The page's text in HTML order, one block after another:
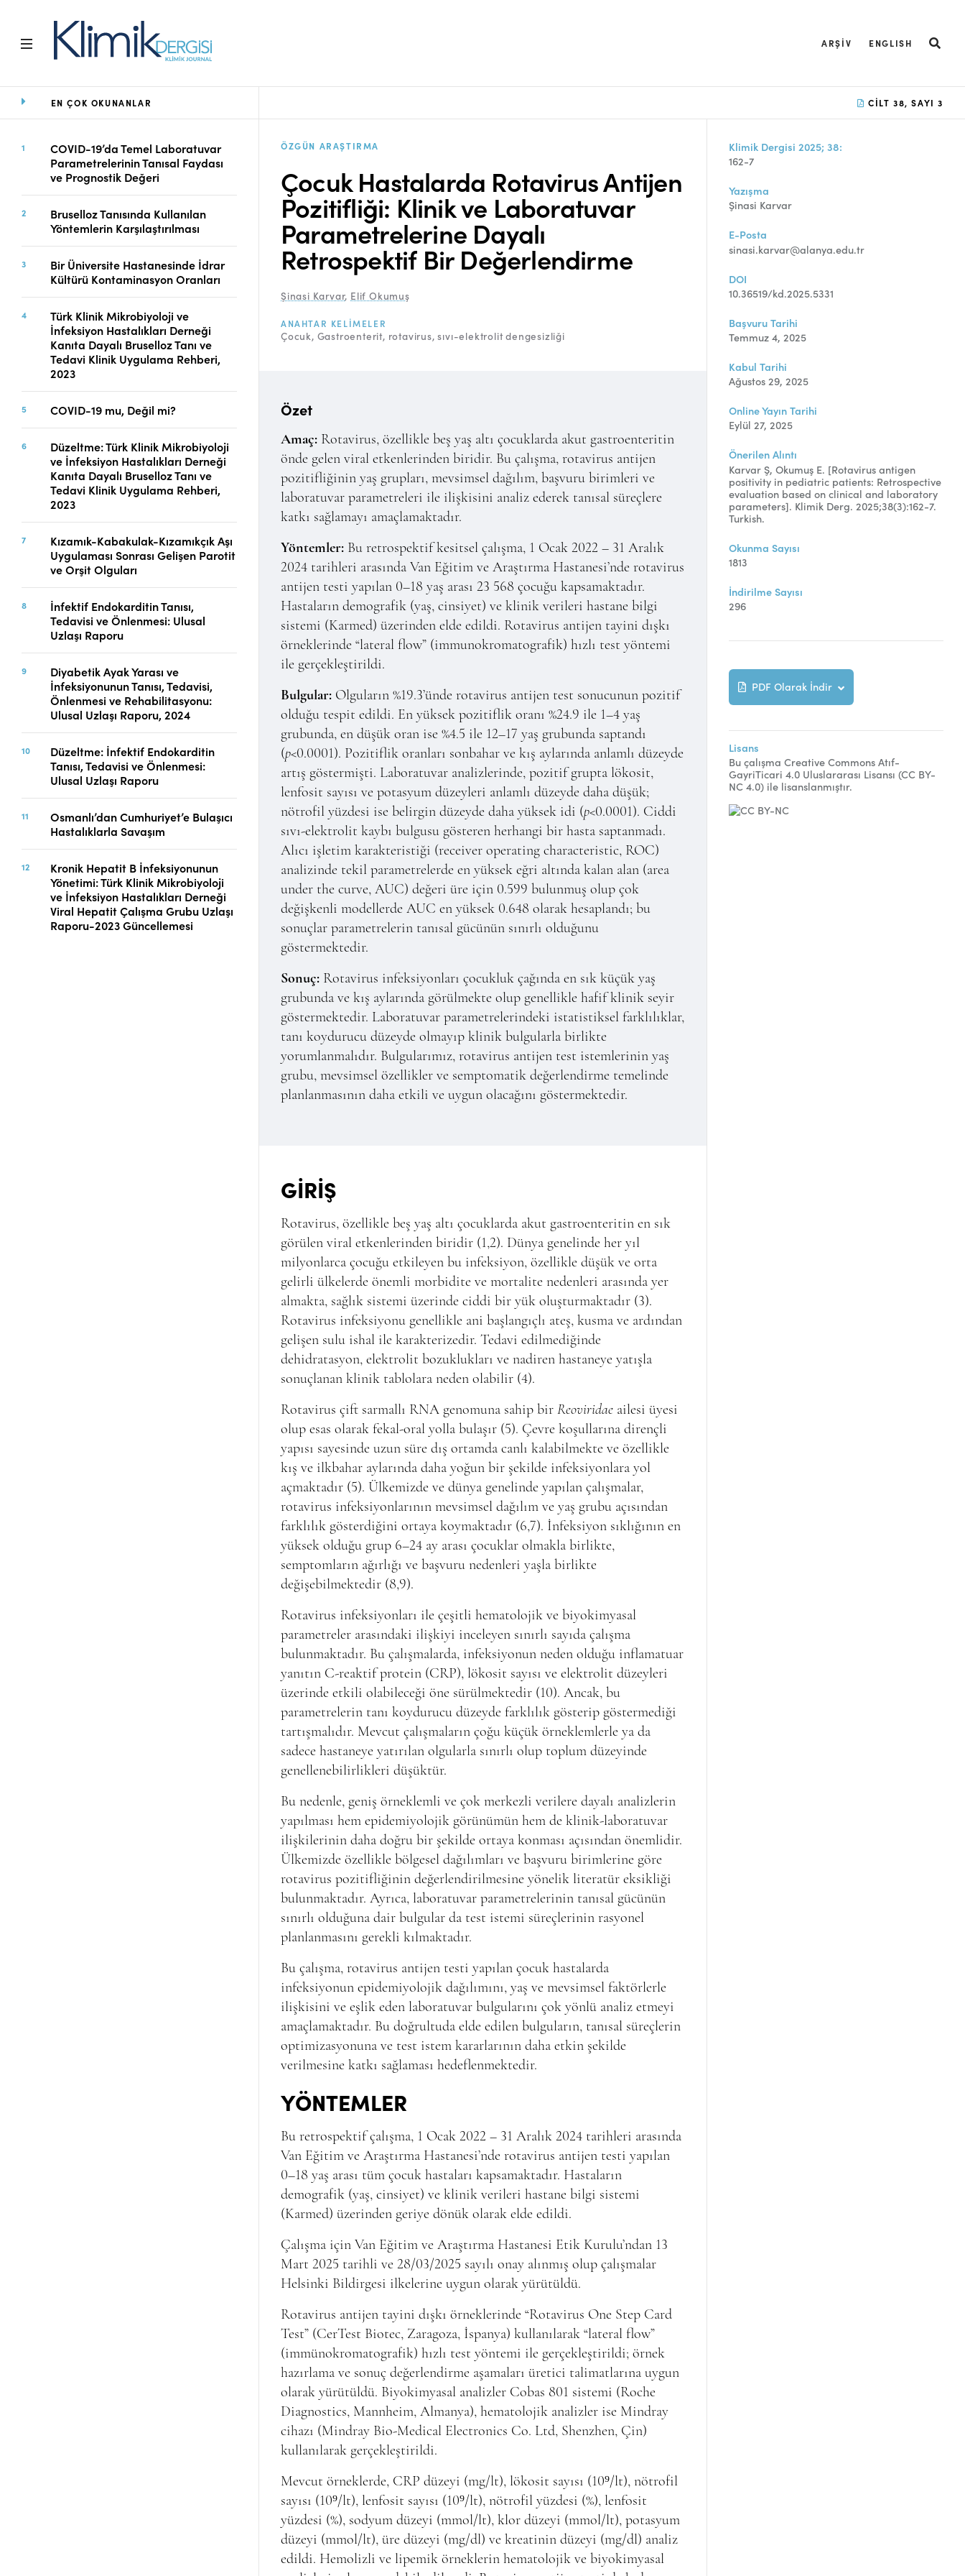
ARŞIV ENGLISH
Ana Sayfa
Amaç ve Kapsam
Açık Erişim İlkesi
Yayın Kurulu
Editoryal Süreç
Danışmanlık Süreci
Yazarlara Bilgi
Online Makale
Gönderimi
Dizinler
Telif Hakları
İletişim
FACEBOOK TWITTER
EN ÇOK OKUNANLAR
COVID-19’da Temel Laboratuvar
Parametrelerinin Tanısal Faydası
ve Prognostik Değeri
Bruselloz Tanısında Kullanılan
Yöntemlerin Karşılaştırılması
Bir Üniversite Hastanesinde İdrar
Kültürü Kontaminasyon Oranları
Türk Klinik Mikrobiyoloji ve
İnfeksiyon Hastalıkları Derneği
Kanıta Dayalı Bruselloz Tanı ve
Tedavi Klinik Uygulama Rehberi,
2023
COVID-19 mu, Değil mi?
Düzeltme: Türk Klinik Mikrobiyoloji
ve İnfeksiyon Hastalıkları Derneği
Kanıta Dayalı Bruselloz Tanı ve
Tedavi Klinik Uygulama Rehberi,
2023
Kızamık-Kabakulak-Kızamıkçık Aşı
Uygulaması Sonrası Gelişen Parotit
ve Orşit Olguları
İnfektif Endokarditin Tanısı,
Tedavisi ve Önlenmesi: Ulusal
Uzlaşı Raporu
Diyabetik Ayak Yarası ve
İnfeksiyonunun Tanısı, Tedavisi,
Önlenmesi ve Rehabilitasyonu:
Ulusal Uzlaşı Raporu, 2024
Düzeltme: İnfektif Endokarditin
Tanısı, Tedavisi ve Önlenmesi:
Ulusal Uzlaşı Raporu
Osmanlı’dan Cumhuriyet’e Bulaşıcı
Hastalıklarla Savaşım
Kronik Hepatit B İnfeksiyonunun
Yönetimi: Türk Klinik Mikrobiyoloji
ve İnfeksiyon Hastalıkları Derneği
Viral Hepatit Çalışma Grubu Uzlaşı
Raporu-2023 Güncellemesi
CILT 38, SAYI 3
ÖZGÜN ARAŞTIRMA
Çocuk Hastalarda Rotavirus Antijen
Pozitifliği: Klinik ve Laboratuvar
Parametrelerine Dayalı
Retrospektif Bir Değerlendirme
Şinasi Karvar, Elif Okumuş
ANAHTAR KELIMELER
Çocuk Gastroenterit rotavirus sıvı-elektrolit dengesizliği
Özet
Amaç: Rotavirus, özellikle beş yaş altı çocuklarda akut gastroenteritin
önde gelen viral etkenlerinden biridir. Bu çalışma, rotavirus antijen
pozitifliğinin yaş grupları, mevsimsel dağılım, başvuru birimleri ve
laboratuvar parametreleri ile ilişkisini analiz ederek tanısal süreçlere
katkı sağlamayı amaçlamaktadır.
Yöntemler: Bu retrospektif kesitsel çalışma, 1 Ocak 2022 – 31 Aralık
2024 tarihleri arasında Van Eğitim ve Araştırma Hastanesi’nde rotavirus
antijen testi yapılan 0–18 yaş arası 23 568 çocuğu kapsamaktadır.
Hastaların demografik (yaş, cinsiyet) ve klinik verileri hastane bilgi
sistemi (Karmed) üzerinden elde edildi. Rotavirus antijen tayini dışkı
örneklerinde “lateral flow” (immunokromatografik) hızlı test yöntemi
ile gerçekleştirildi.
Bulgular: Olguların %19.3’ünde rotavirus antijen test sonucunun pozitif
olduğu tespit edildi. En yüksek pozitiflik oranı %24.9 ile 1–4 yaş
grubunda, en düşük oran ise %4.5 ile 12–17 yaş grubunda saptandı
(p<0.0001). Pozitiflik oranları sonbahar ve kış aylarında anlamlı düzeyde
artış göstermişti. Laboratuvar analizlerinde, pozitif grupta lökosit,
lenfosit sayısı ve potasyum düzeyleri anlamlı düzeyde daha düşük;
nötrofil yüzdesi ise belirgin düzeyde daha yüksek idi (p<0.0001). Ciddi
sıvı-elektrolit kaybı bulgusu gösteren herhangi bir hasta saptanmadı.
Alıcı işletim karakteristiği (receiver operating characteristic, ROC)
analizinde tekil parametrelerde en yüksek eğri altında kalan alan (area
under the curve, AUC) değeri üre için 0.599 bulunmuş olup çok
değişkenli modellerde AUC en yüksek 0.648 olarak hesaplandı; bu
sonuçlar parametrelerin tanısal gücünün sınırlı olduğunu
göstermektedir.
Sonuç: Rotavirus infeksiyonları çocukluk çağında en sık küçük yaş
grubunda ve kış aylarında görülmekte olup genellikle hafif klinik seyir
göstermektedir. Laboratuvar parametrelerindeki istatistiksel farklılıklar,
tanı koydurucu düzeyde olmayıp klinik bulgularla birlikte
yorumlanmalıdır. Bulgularımız, rotavirus antijen test istemlerinin yaş
grubu, mevsimsel özellikler ve semptomatik değerlendirme temelinde
planlanmasının daha etkili ve uygun olacağını göstermektedir.
GİRİŞ
Rotavirus, özellikle beş yaş altı çocuklarda akut gastroenteritin en sık
görülen viral etkenlerinden biridir (1,2). Dünya genelinde her yıl
milyonlarca çocuğu etkileyen bu infeksiyon, özellikle düşük ve orta
gelirli ülkelerde önemli morbidite ve mortalite nedenleri arasında yer
almakta, sağlık sistemi üzerinde ciddi bir yük oluşturmaktadır (3).
Rotavirus infeksiyonu genellikle ani başlangıçlı ateş, kusma ve ardından
gelişen sulu ishal ile karakterizedir. Tedavi edilmediğinde
dehidratasyon, elektrolit bozuklukları ve nadiren hastaneye yatışla
sonuçlanan klinik tablolara neden olabilir (4).
Rotavirus çift sarmallı RNA genomuna sahip bir Reoviridae ailesi üyesi
olup esas olarak fekal-oral yolla bulaşır (5). Çevre koşullarına dirençli
yapısı sayesinde uzun süre dış ortamda canlı kalabilmekte ve özellikle
kış ve ilkbahar aylarında daha yoğun bir şekilde infeksiyonlara yol
açmaktadır (5). Ülkemizde ve dünya genelinde yapılan çalışmalar,
rotavirus infeksiyonlarının mevsimsel dağılım ve yaş grubu açısından
farklılık gösterdiğini ortaya koymaktadır (6,7). İnfeksiyon sıklığının en
yüksek olduğu grup 6–24 ay arası çocuklar olmakla birlikte,
semptomların ağırlığı ve başvuru nedenleri yaşla birlikte
değişebilmektedir (8,9).
Rotavirus infeksiyonları ile çeşitli hematolojik ve biyokimyasal
parametreler arasındaki ilişkiyi inceleyen sınırlı sayıda çalışma
bulunmaktadır. Bu çalışmalarda, infeksiyonun neden olduğu inflamatuar
yanıtın C-reaktif protein (CRP), lökosit sayısı ve elektrolit düzeyleri
üzerinde etkili olabileceği öne sürülmektedir (10). Ancak, bu
parametrelerin tanı koydurucu düzeyde farklılık gösterip göstermediği
tartışmalıdır. Mevcut çalışmaların çoğu küçük örneklemlerle ya da
sadece hastaneye yatırılan olgularla sınırlı olup toplum düzeyinde
genellenebilirlikleri düşüktür.
Bu nedenle, geniş örneklemli ve çok merkezli verilere dayalı analizlerin
yapılması hem epidemiyolojik görünümün hem de klinik-laboratuvar
ilişkilerinin daha doğru bir şekilde ortaya konması açısından önemlidir.
Ülkemizde özellikle bölgesel dağılımları ve başvuru birimlerine göre
rotavirus pozitifliğinin değerlendirilmesine yönelik literatür eksikliği
bulunmaktadır. Ayrıca, laboratuvar parametrelerinin tanısal gücünün
sınırlı olduğuna dair bulgular da test istemi süreçlerinin rasyonel
planlanmasını gerekli kılmaktadır.
Bu çalışma, rotavirus antijen testi yapılan çocuk hastalarda
infeksiyonun epidemiyolojik dağılımını, yaş ve mevsimsel faktörlerle
ilişkisini ve eşlik eden laboratuvar bulgularını çok yönlü analiz etmeyi
amaçlamaktadır. Bu doğrultuda elde edilen bulguların, tanısal süreçlerin
optimizasyonuna ve test istem kararlarının daha etkin şekilde
verilmesine katkı sağlaması hedeflenmektedir.
YÖNTEMLER
Bu retrospektif çalışma, 1 Ocak 2022 – 31 Aralık 2024 tarihleri arasında
Van Eğitim ve Araştırma Hastanesi’nde rotavirus antijen testi yapılan
0–18 yaş arası tüm çocuk hastaları kapsamaktadır. Hastaların
demografik (yaş, cinsiyet) ve klinik verileri hastane bilgi sistemi
(Karmed) üzerinden geriye dönük olarak elde edildi.
Çalışma için Van Eğitim ve Araştırma Hastanesi Etik Kurulu’ndan 13
Mart 2025 tarihli ve 28/03/2025 sayılı onay alınmış olup çalışmalar
Helsinki Bildirgesi ilkelerine uygun olarak yürütüldü.
Rotavirus antijen tayini dışkı örneklerinde “Rotavirus One Step Card
Test” (CerTest Biotec, Zaragoza, İspanya) kullanılarak “lateral flow”
(immünokromatografik) hızlı test yöntemi ile gerçekleştirildi; örnek
hazırlama ve sonuç değerlendirme aşamaları üretici talimatlarına uygun
olarak yürütüldü. Biyokimyasal analizler Cobas 801 sistemi (Roche
Diagnostics, Mannheim, Almanya), hematolojik analizler ise Mindray
cihazı (Mindray Bio-Medical Electronics Co. Ltd, Shenzhen, Çin)
kullanılarak gerçekleştirildi.
Mevcut örneklerde, CRP düzeyi (mg/lt), lökosit sayısı (10⁹/lt), nötrofil
sayısı (10⁹/lt), lenfosit sayısı (10⁹/lt), nötrofil yüzdesi (%), lenfosit
yüzdesi (%), sodyum düzeyi (mmol/lt), klor düzeyi (mmol/lt), potasyum
düzeyi (mmol/lt), üre düzeyi (mg/dl) ve kreatinin düzeyi (mg/dl) analiz
edildi. Hemolizli ve lipemik örneklerin hematolojik ve biyokimyasal
Klimik Dergisi 2025; 38:
162-7
Yazışma
Şinasi Karvar
E-Posta
sinasi.karvar@alanya.edu.tr
DOI
10.36519/kd.2025.5331
Başvuru Tarihi
Temmuz 4, 2025
Kabul Tarihi
Ağustos 29, 2025
Online Yayın Tarihi
Eylül 27, 2025
Önerilen Alıntı
Karvar Ş, Okumuş E. [Rotavirus antigen
positivity in pediatric patients: Retrospective
evaluation based on clinical and laboratory
parameters]. Klimik Derg. 2025;38(3):162-7.
Turkish.
Okunma Sayısı
1813
İndirilme Sayısı
296
PDF Olarak İndir
Lisans
Bu çalışma Creative Commons Atıf-
GayriTicari 4.0 Uluslararası Lisansı (CC BY-
NC 4.0) ile lisanslanmıştır.